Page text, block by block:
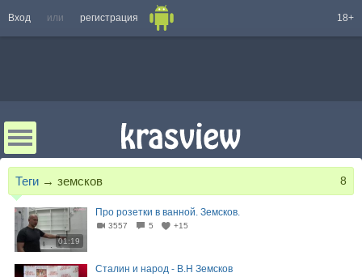
Вход или регистрация 18+
Теги → земсков 8
01:19
Про розетки в ванной. Земсков.
3557 5 +15
Сталин и народ - В.Н Земсков